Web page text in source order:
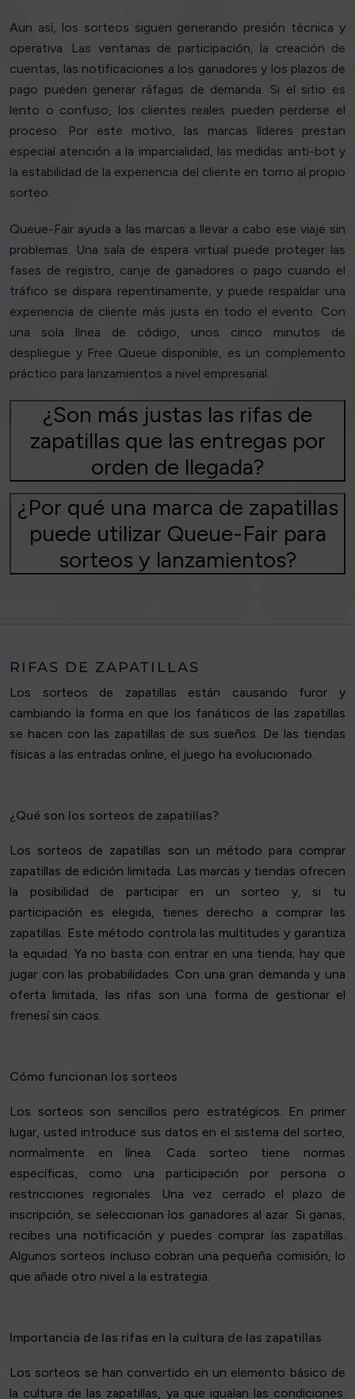
Aun así, los sorteos siguen generando presión técnica y
operativa. Las ventanas de participación, la creación de
cuentas, las notificaciones a los ganadores y los plazos de
pago pueden generar ráfagas de demanda. Si el sitio es
lento o confuso, los clientes reales pueden perderse el
proceso. Por este motivo, las marcas líderes prestan
especial atención a la imparcialidad, las medidas anti-bot y
la estabilidad de la experiencia del cliente en torno al propio
sorteo.
Queue-Fair ayuda a las marcas a llevar a cabo ese viaje sin
problemas. Una sala de espera virtual puede proteger las
fases de registro, canje de ganadores o pago cuando el
tráfico se dispara repentinamente, y puede respaldar una
experiencia de cliente más justa en todo el evento. Con
una sola línea de código, unos cinco minutos de
despliegue y Free Queue disponible, es un complemento
práctico para lanzamientos a nivel empresarial.
¿Son más justas las rifas de
zapatillas que las entregas por
orden de llegada?
¿Por qué una marca de zapatillas
puede utilizar Queue-Fair para
sorteos y lanzamientos?
RIFAS DE ZAPATILLAS
Los sorteos de zapatillas están causando furor y
cambiando la forma en que los fanáticos de las zapatillas
se hacen con las zapatillas de sus sueños. De las tiendas
físicas a las entradas online, el juego ha evolucionado.
¿Qué son los sorteos de zapatillas?
Los sorteos de zapatillas son un método para comprar
zapatillas de edición limitada. Las marcas y tiendas ofrecen
la posibilidad de participar en un sorteo y, si tu
participación es elegida, tienes derecho a comprar las
zapatillas. Este método controla las multitudes y garantiza
la equidad. Ya no basta con entrar en una tienda; hay que
jugar con las probabilidades. Con una gran demanda y una
oferta limitada, las rifas son una forma de gestionar el
frenesí sin caos.
Cómo funcionan los sorteos
Los sorteos son sencillos pero estratégicos. En primer
lugar, usted introduce sus datos en el sistema del sorteo,
normalmente en línea. Cada sorteo tiene normas
específicas, como una participación por persona o
restricciones regionales. Una vez cerrado el plazo de
inscripción, se seleccionan los ganadores al azar. Si ganas,
recibes una notificación y puedes comprar las zapatillas.
Algunos sorteos incluso cobran una pequeña comisión, lo
que añade otro nivel a la estrategia.
Importancia de las rifas en la cultura de las zapatillas
Los sorteos se han convertido en un elemento básico de
la cultura de las zapatillas, ya que igualan las condiciones.